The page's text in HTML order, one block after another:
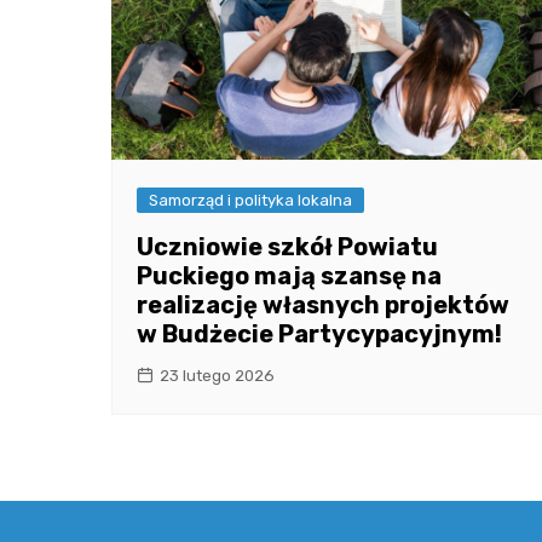
Samorząd i polityka lokalna
Uczniowie szkół Powiatu
Puckiego mają szansę na
realizację własnych projektów
w Budżecie Partycypacyjnym!
23 lutego 2026